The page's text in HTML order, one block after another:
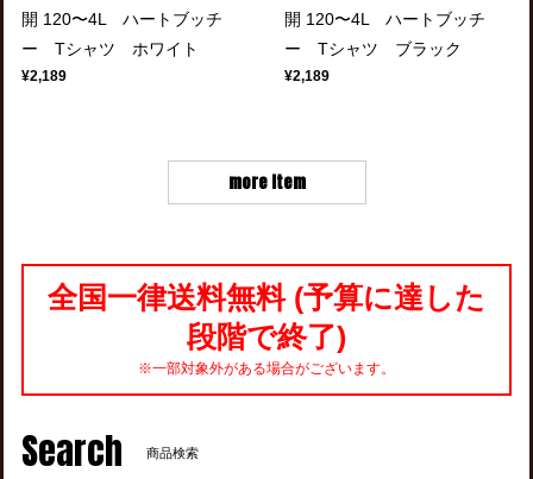
開 120〜4L ハートブッチ
ー Tシャツ ホワイト
¥2,189
開 120〜4L ハートブッチ
ー Tシャツ ブラック
¥2,189
more item
全国一律送料無料 (予算に達した
段階で終了)
※一部対象外がある場合がございます。
Search 商品検索